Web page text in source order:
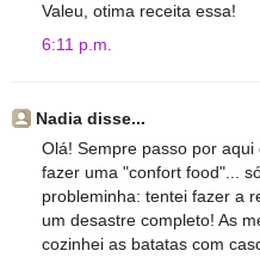
Valeu, otima receita essa!
6:11 p.m.
Nadia disse...
Olá! Sempre passo por
fazer uma "confort food"...
probleminha: tentei fazer a
um desastre completo! As
cozinhei as batatas com